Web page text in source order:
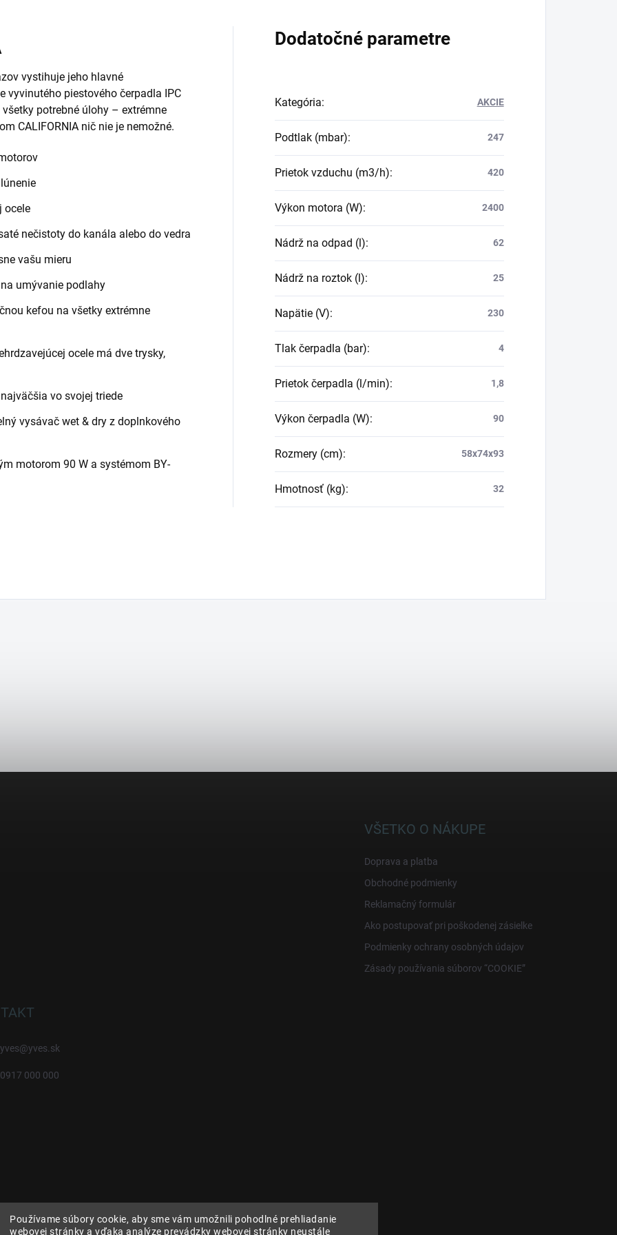
Používame súbory cookie, aby sme vám umožnili pohodlné prehliadanie
webovej stránky a vďaka analýze prevádzky webovej stránky neustále
vystihuje jeho hlavné
vyvinutého piestového čerpadla IPC
potrebné úlohy – extrémne
CALIFORNIA nič nie je nemožné.
ocele
nečistoty do kanála alebo do vedra
vašu mieru
umývanie podlahy
kefou na všetky extrémne
ocele má dve trysky,
vo svojej triede
vysávač wet & dry z doplnkového
motorom 90 W a systémom BY-
Dodatočné parametre
Kategória: AKCIE
Podtlak (mbar): 247
Prietok vzduchu (m3/h): 420
Výkon motora (W): 2400
Nádrž na odpad (l): 62
Nádrž na roztok (l): 25
Napätie (V): 230
Tlak čerpadla (bar): 4
Prietok čerpadla (l/min): 1,8
Výkon čerpadla (W): 90
Rozmery (cm): 58x74x93
Hmotnosť (kg): 32
VŠETKO O NÁKUPE
Doprava a platba
Obchodné podmienky
Reklamačný formulár
Ako postupovať pri poškodenej zásielke
Podmienky ochrany osobných údajov
Zásady používania súborov “COOKIE”
yves@yves.sk
0917 000 000